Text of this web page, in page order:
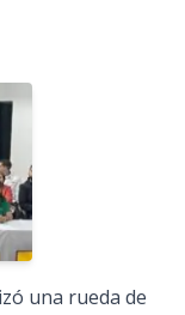
una rueda de